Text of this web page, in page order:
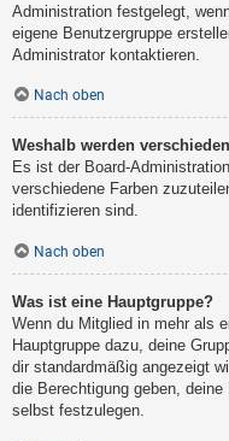
Administration festgelegt,
eigene Benutzergruppe
Administrator kontaktieren.
Nach oben
Weshalb werden
Es ist der Board-
verschiedene Farben
identifizieren sind.
Nach oben
Was ist eine Hauptgruppe?
Wenn du Mitglied in mehr als
Hauptgruppe dazu, deine
dir standardmäßig angezeigt
die Berechtigung geben,
selbst festzulegen.